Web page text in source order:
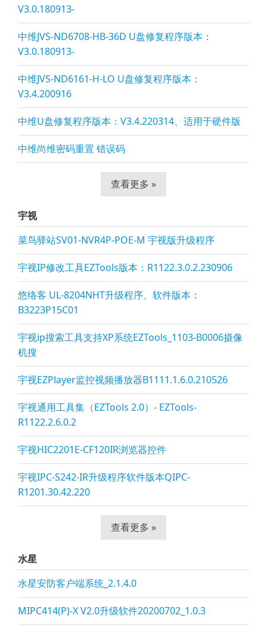
V3.0.180913-
中维JVS-ND6708-HB-36D U盘修复程序版本：
V3.0.180913-
中维JVS-ND6161-H-LO U盘修复程序版本：
V3.4.200916
中维U盘修复程序版本：V3.4.220314、适用于硬件版
中维尚维密码重置 错误码
查看更多 »
宇视
菜鸟驿站SV01-NVR4P-POE-M 宇视版升级程序
宇视IP修改工具EZTools版本：R1122.3.0.2.230906
悠络客 UL-8204NHT升级程序、软件版本：
B3223P15C01
宇视ip搜索工具支持XP系统EZTools_1103-B0006摄像
机搜
宇视EZPlayer监控视频播放器B1111.1.6.0.210526
宇视通用工具集（EZTools 2.0）- EZTools-
R1122.2.6.0.2
宇视HIC2201E-CF120IR浏览器控件
宇视IPC-S242-IR升级程序软件版本QIPC-
R1201.30.42.220
查看更多 »
水星
水星安防客户端系统_2.1.4.0
MIPC414(P)-X V2.0升级软件20200702_1.0.3